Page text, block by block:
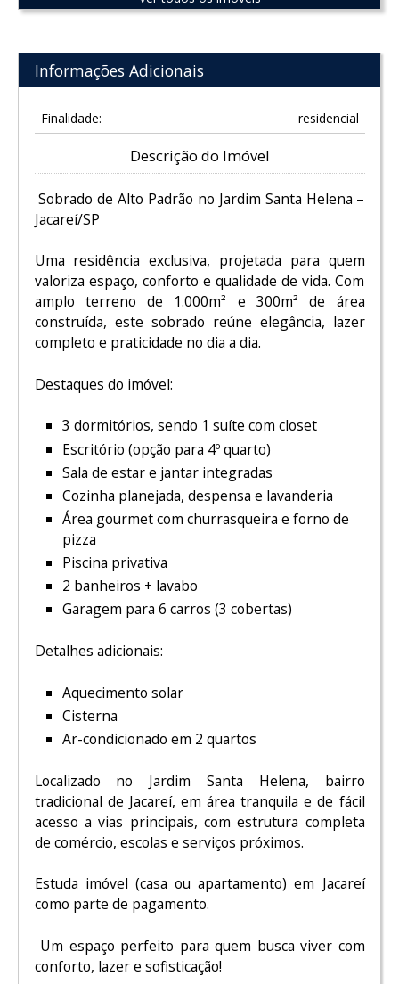
Informações Adicionais
Finalidade: residencial
Descrição do Imóvel
Sobrado de Alto Padrão no Jardim Santa Helena –
Jacareí/SP
Uma residência exclusiva, projetada para quem
valoriza espaço, conforto e qualidade de vida. Com
amplo terreno de 1.000m² e 300m² de área
construída, este sobrado reúne elegância, lazer
completo e praticidade no dia a dia.
Destaques do imóvel:
3 dormitórios, sendo 1 suíte com closet
Escritório (opção para 4º quarto)
Sala de estar e jantar integradas
Cozinha planejada, despensa e lavanderia
Área gourmet com churrasqueira e forno de
pizza
Piscina privativa
2 banheiros + lavabo
Garagem para 6 carros (3 cobertas)
Detalhes adicionais:
Aquecimento solar
Cisterna
Ar-condicionado em 2 quartos
Localizado no Jardim Santa Helena, bairro
tradicional de Jacareí, em área tranquila e de fácil
acesso a vias principais, com estrutura completa
de comércio, escolas e serviços próximos.
Estuda imóvel (casa ou apartamento) em Jacareí
como parte de pagamento.
Um espaço perfeito para quem busca viver com
conforto, lazer e sofisticação!